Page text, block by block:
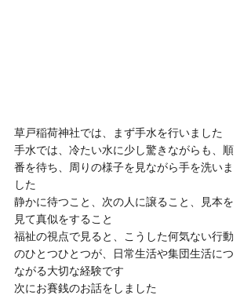
草戸稲荷神社では、まず手水を行いました
手水では、冷たい水に少し驚きながらも、順
番を待ち、周りの様子を見ながら手を洗いま
した
静かに待つこと、次の人に譲ること、見本を
見て真似をすること
福祉の視点で見ると、こうした何気ない行動
のひとつひとつが、日常生活や集団生活につ
ながる大切な経験です
次にお賽銭のお話をしました